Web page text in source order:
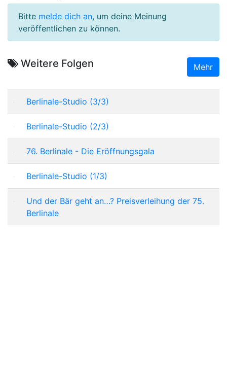
Bitte melde dich an, um deine Meinung
veröffentlichen zu können.
Weitere Folgen Mehr
Berlinale-Studio (3/3)
Berlinale-Studio (2/3)
76. Berlinale - Die Eröffnungsgala
Berlinale-Studio (1/3)
Und der Bär geht an…? Preisverleihung der 75.
Berlinale